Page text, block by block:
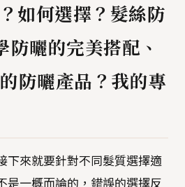
如何選擇？髮絲防
防曬的完美搭配、
防曬產品？我的專
下來就要針對不同髮質選擇適
是一概而論的，錯誤的選擇反